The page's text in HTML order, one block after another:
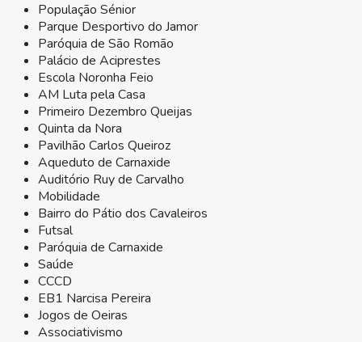
População Sénior
Parque Desportivo do Jamor
Paróquia de São Romão
Palácio de Aciprestes
Escola Noronha Feio
AM Luta pela Casa
Primeiro Dezembro Queijas
Quinta da Nora
Pavilhão Carlos Queiroz
Aqueduto de Carnaxide
Auditório Ruy de Carvalho
Mobilidade
Bairro do Pátio dos Cavaleiros
Futsal
Paróquia de Carnaxide
Saúde
CCCD
EB1 Narcisa Pereira
Jogos de Oeiras
Associativismo